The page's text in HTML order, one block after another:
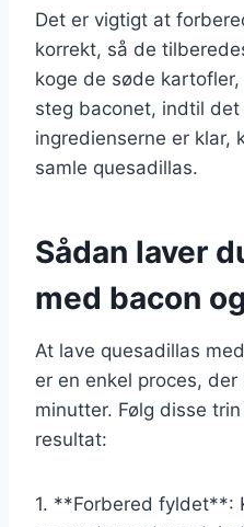
Det er vigtigt at
korrekt, så de
koge de søde
steg baconet, indtil
ingredienserne er klar,
samle quesadillas.
Sådan laver
med bacon
At lave quesadillas
er en enkel proces,
minutter. Følg disse
resultat:
1. **Forbered fyldet**: